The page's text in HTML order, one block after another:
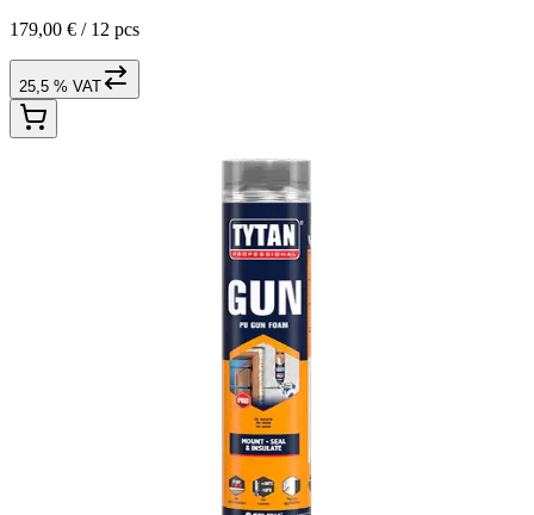
179,00 € / 12 pcs
25,5 % VAT